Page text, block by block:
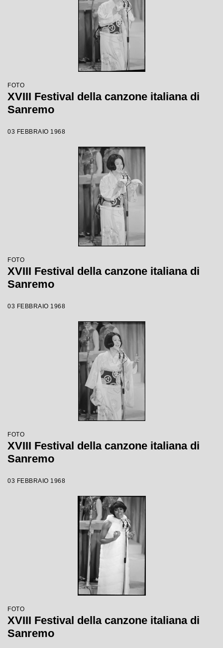
FOTO
XVIII Festival della canzone italiana di
Sanremo
03 FEBBRAIO 1968
FOTO
XVIII Festival della canzone italiana di
Sanremo
03 FEBBRAIO 1968
FOTO
XVIII Festival della canzone italiana di
Sanremo
03 FEBBRAIO 1968
FOTO
XVIII Festival della canzone italiana di
Sanremo